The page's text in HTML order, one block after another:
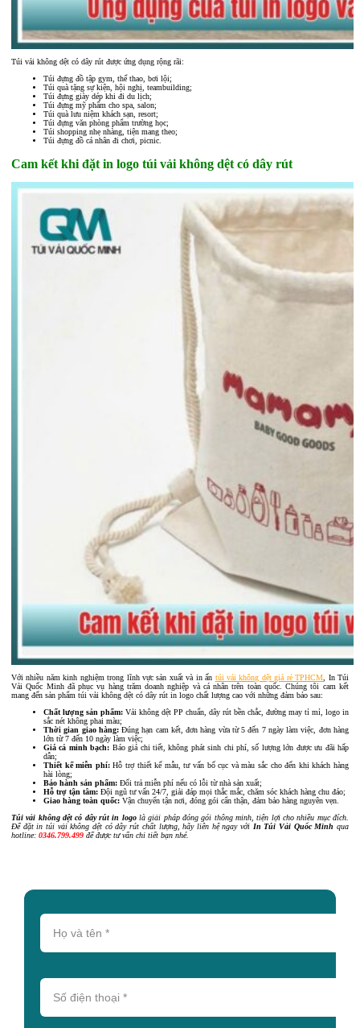
Túi vải không dệt có dây rút được ứng dụng rộng rãi:
Túi đựng đồ tập gym, thể thao, bơi lội;
Túi quà tặng sự kiện, hội nghị, teambuilding;
Túi đựng giày dép khi đi du lịch;
Túi đựng mỹ phẩm cho spa, salon;
Túi quà lưu niệm khách sạn, resort;
Túi đựng văn phòng phẩm trường học;
Túi shopping nhẹ nhàng, tiện mang theo;
Túi đựng đồ cá nhân đi chơi, picnic.
Cam kết khi đặt in logo túi vải không dệt có dây rút
Với nhiều năm kinh nghiệm trong lĩnh vực sản xuất và in ấn túi vải không dệt giá rẻ TPHCM, In Túi
Vải Quốc Minh đã phục vụ hàng trăm doanh nghiệp và cá nhân trên toàn quốc. Chúng tôi cam kết
mang đến sản phẩm túi vải không dệt có dây rút in logo chất lượng cao với những đảm bảo sau:
Chất lượng sản phẩm: Vải không dệt PP chuẩn, dây rút bền chắc, đường may tỉ mỉ, logo in
sắc nét không phai màu;
Thời gian giao hàng:Đúng hạn cam kết, đơn hàng vừa từ 5 đến 7 ngày làm việc, đơn hàng
lớn từ 7 đến 10 ngày làm việc;
Giá cả minh bạch: Báo giá chi tiết, không phát sinh chi phí, số lượng lớn được ưu đãi hấp
dẫn;
Thiết kế miễn phí:Hỗ trợ thiết kế mẫu, tư vấn bố cục và màu sắc cho đến khi khách hàng
hài lòng;
Bảo hành sản phẩm: Đổi trả miễn phí nếu có lỗi từ nhà sản xuất;
Hỗ trợ tận tâm: Đội ngũ tư vấn 24/7, giải đáp mọi thắc mắc, chăm sóc khách hàng chu đáo;
Giao hàng toàn quốc: Vận chuyển tận nơi, đóng gói cẩn thận, đảm bảo hàng nguyên vẹn.
Túi vải không dệt có dây rút in logolà giải pháp đóng gói thông minh, tiện lợi cho nhiều mục đích.
Để đặt in túi vải không dệt có dây rút chất lượng, hãy liên hệ ngay với In Túi Vải Quốc Minh qua
hotline: 0346.799.499 để được tư vấn chi tiết bạn nhé.